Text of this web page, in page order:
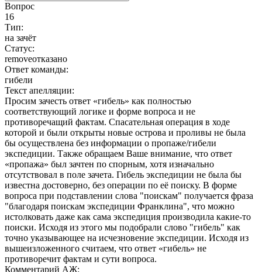
Вопрос
16
Тип:
на зачёт
Статус:
removeотказано
Ответ команды:
гибели
Текст апелляции:
Просим зачесть ответ «гибель» как полностью
соответствующий логике и форме вопроса и не
противоречащий фактам. Спасательная операция в ходе
которой и были открыты новые острова и проливы не была
бы осуществлена без информации о пропаже/гибели
экспедиции. Также обращаем Ваше внимание, что ответ
«пропажа» был зачтен по спорным, хотя изначально
отсутствовал в поле зачета. Гибель экспедиции не была бы
известна достоверно, без операции по её поиску. В форме
вопроса при подставлении слова "поискам" получается фраза
"благодаря поискам экспедиции Франклина", что можно
истолковать даже как сама экспедиция производила какие-то
поиски. Исходя из этого мы подобрали слово "гибель" как
точно указывающее на исчезновение экспедиции. Исходя из
вышеизложенного считаем, что ответ «гибель» не
противоречит фактам и сути вопроса.
Комментарий АЖ: